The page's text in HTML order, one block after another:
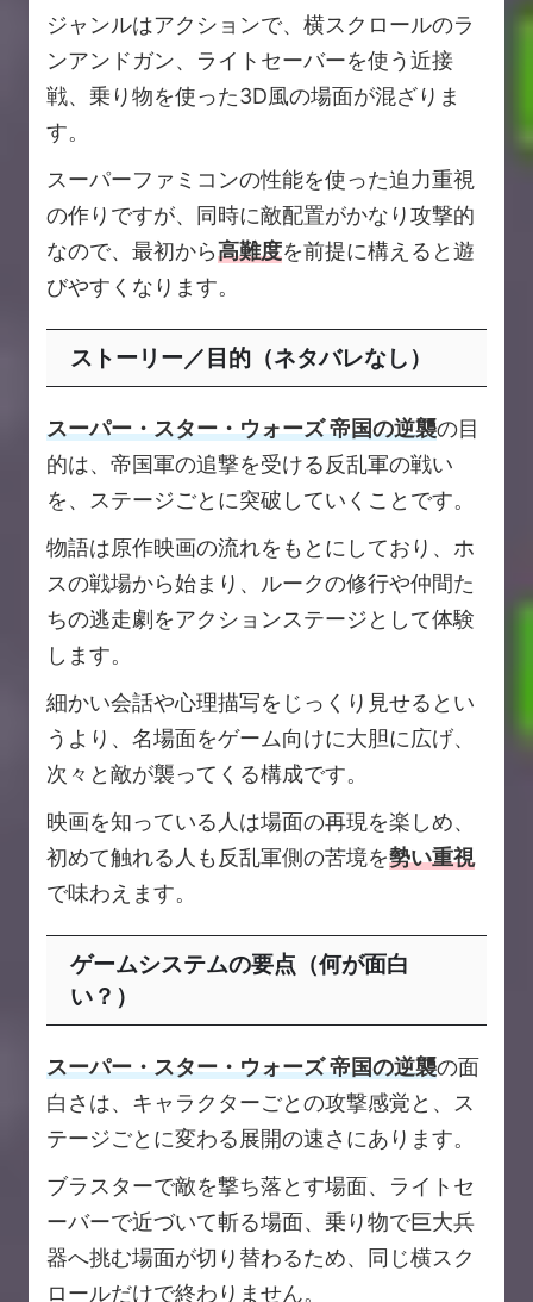
ジャンルはアクションで、横スクロールのラ
ンアンドガン、ライトセーバーを使う近接
戦、乗り物を使った3D風の場面が混ざりま
す。
スーパーファミコンの性能を使った迫力重視
の作りですが、同時に敵配置がかなり攻撃的
なので、最初から高難度を前提に構えると遊
びやすくなります。
ストーリー／目的（ネタバレなし）
スーパー・スター・ウォーズ 帝国の逆襲の目
的は、帝国軍の追撃を受ける反乱軍の戦い
を、ステージごとに突破していくことです。
物語は原作映画の流れをもとにしており、ホ
スの戦場から始まり、ルークの修行や仲間た
ちの逃走劇をアクションステージとして体験
します。
細かい会話や心理描写をじっくり見せるとい
うより、名場面をゲーム向けに大胆に広げ、
次々と敵が襲ってくる構成です。
映画を知っている人は場面の再現を楽しめ、
初めて触れる人も反乱軍側の苦境を勢い重視
で味わえます。
ゲームシステムの要点（何が面白
い？）
スーパー・スター・ウォーズ 帝国の逆襲の面
白さは、キャラクターごとの攻撃感覚と、ス
テージごとに変わる展開の速さにあります。
ブラスターで敵を撃ち落とす場面、ライトセ
ーバーで近づいて斬る場面、乗り物で巨大兵
器へ挑む場面が切り替わるため、同じ横スク
ロールだけで終わりません。